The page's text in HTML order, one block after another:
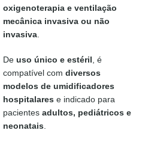
oxigenoterapia e ventilação
mecânica invasiva ou não
invasiva
De uso único e estéril , é
compatível com diversos
modelos de umidificadores
hospitalares e indicado para
pacientes adultos, pediátricos e
neonatais